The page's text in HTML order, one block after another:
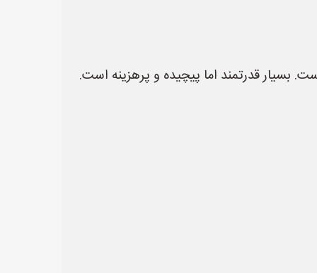
بسیار قدرتمند اما پیچیده و پرهزینه است.